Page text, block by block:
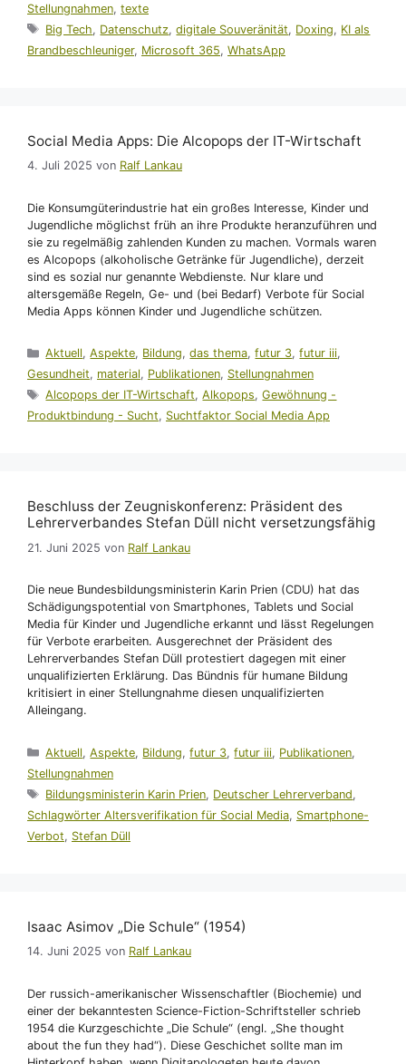
Stellungnahmen, texte
Schlagwörter
Big Tech, Datenschutz,digitale Souveränität, Doxing, KI als
Brandbeschleuniger, Microsoft 365, WhatsApp
Social Media Apps: Die Alcopops der IT-Wirtschaft
4. Juli 2025 von Ralf Lankau
Die Konsumgüterindustrie hat ein großes Interesse, Kinder und
Jugendliche möglichst früh an ihre Produkte heranzuführen und
sie zu regelmäßig zahlenden Kunden zu machen. Vormals waren
es Alcopops (alkoholische Getränke für Jugendliche), derzeit
sind es sozial nur genannte Webdienste. Nur klare und
altersgemäße Regeln, Ge- und (bei Bedarf) Verbote für Social
Media Apps können Kinder und Jugendliche schützen.
Kategorien
Aktuell,Aspekte, Bildung,das thema,futur 3,futur iii,
Gesundheit, material, Publikationen, Stellungnahmen
Schlagwörter
Alcopops der IT-Wirtschaft,Alkopops,Gewöhnung -
Produktbindung - Sucht, Suchtfaktor Social Media App
Beschluss der Zeugniskonferenz: Präsident des
Lehrerverbandes Stefan Düll nicht versetzungsfähig
21. Juni 2025 von Ralf Lankau
Die neue Bundesbildungsministerin Karin Prien (CDU) hat das
Schädigungspotential von Smartphones, Tablets und Social
Media für Kinder und Jugendliche erkannt und lässt Regelungen
für Verbote erarbeiten. Ausgerechnet der Präsident des
Lehrerverbandes Stefan Düll protestiert dagegen mit einer
unqualifizierten Erklärung. Das Bündnis für humane Bildung
kritisiert in einer Stellungnahme diesen unqualifizierten
Alleingang.
Kategorien
Aktuell,Aspekte, Bildung,futur 3,futur iii, Publikationen,
Stellungnahmen
Schlagwörter
Bildungsministerin Karin Prien, Deutscher Lehrerverband,
Schlagwörter Altersverifikation für Social Media, Smartphone-
Verbot, Stefan Düll
Isaac Asimov „Die Schule“ (1954)
14. Juni 2025 von Ralf Lankau
Der russich-amerikanischer Wissenschaftler (Biochemie) und
einer der bekanntesten Science-Fiction-Schriftsteller schrieb
1954 die Kurzgeschichte „Die Schule“ (engl. „She thought
about the fun they had“). Diese Geschichet sollte man im